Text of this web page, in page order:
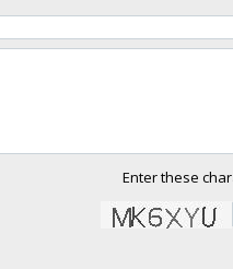
Enter these